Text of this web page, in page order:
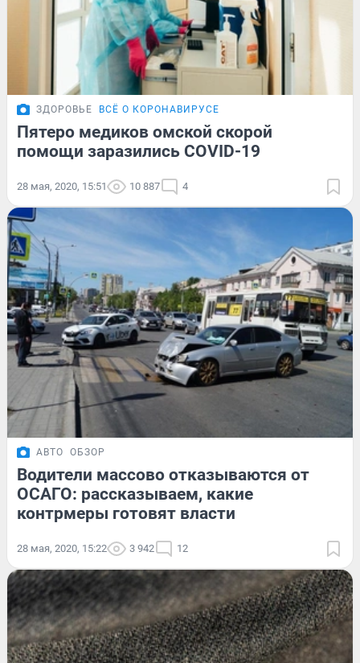
ЗДОРОВЬЕ ВСЁ О КОРОНАВИРУСЕ
Пятеро медиков омской скорой
помощи заразились COVID-19
28 мая, 2020, 15:51 10 887 4
АВТО ОБЗОР
Водители массово отказываются от
ОСАГО: рассказываем, какие
контрмеры готовят власти
28 мая, 2020, 15:22 3 942 12